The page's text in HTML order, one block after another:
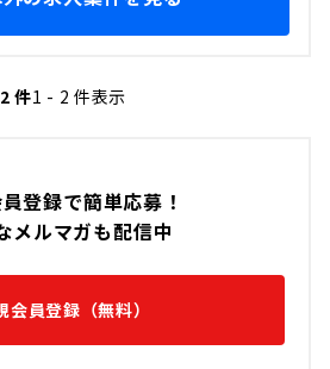
登録で簡単応募！
メルマガも配信中
会員登録（無料）
2 件1 - 2 件表示